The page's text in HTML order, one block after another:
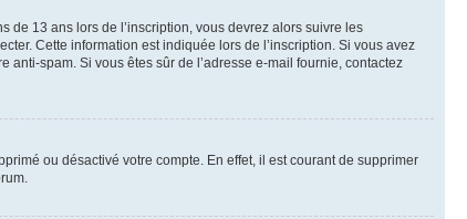
de 13 ans lors de l’inscription, vous devrez alors suivre les
Cette information est indiquée lors de l’inscription. Si vous avez
anti-spam. Si vous êtes sûr de l’adresse e-mail fournie, contactez
ou désactivé votre compte. En effet, il est courant de supprimer